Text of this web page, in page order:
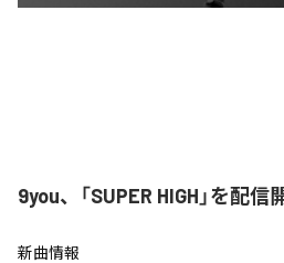
9you、「SUPER HIGH」を配信
新曲情報